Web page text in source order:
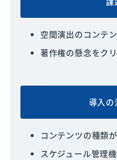
空間演出のコンテ
著作権の懸念をク
導入
コンテンツの種類
スケジュール管理